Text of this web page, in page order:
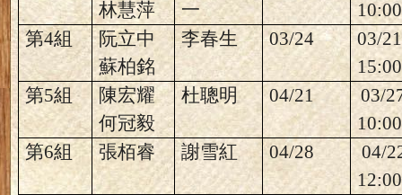
林慧萍 一
第4組
阮立中
蘇柏銘
李春生 03/24
03/21
第5組
陳宏耀
何冠毅
杜聰明 04/21
03/
第6組 張栢睿 謝雪紅 04/28
04/